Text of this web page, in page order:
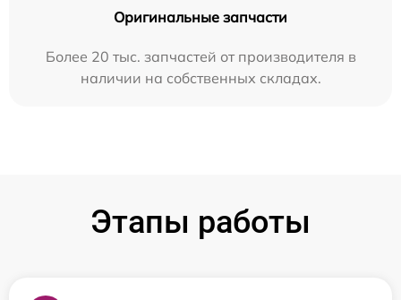
Оригинальные запчасти
Более 20 тыс. запчастей от производителя в
наличии на собственных складах.
Этапы работы